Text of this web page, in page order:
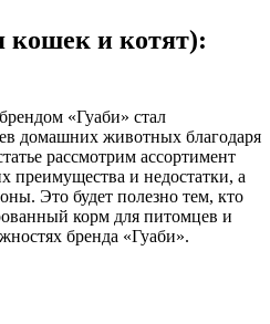
кошек и котят):
«Гуаби» стал
домашних животных благодаря
рассмотрим ассортимент
преимущества и недостатки, а
Это будет полезно тем, кто
корм для питомцев и
бренда «Гуаби».